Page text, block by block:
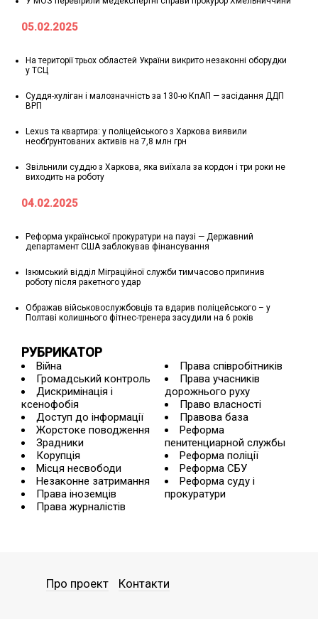
05.02.2025
На території трьох областей України викрито незаконні оборудки
у ТСЦ
Суддя-хуліган і малозначність за 130-ю КпАП — засідання ДДП
ВРП
Lexus та квартира: у поліцейського з Харкова виявили
необґрунтованих активів на 7,8 млн грн
Звільнили суддю з Харкова, яка виїхала за кордон і три роки не
виходить на роботу
04.02.2025
Реформа української прокуратури на паузі — Державний
департамент США заблокував фінансування
Ізюмський відділ Міграційної служби тимчасово припинив
роботу після ракетного удар
Ображав військовослужбовців та вдарив поліцейського – у
Полтаві колишнього фітнес-тренера засудили на 6 років
РУБРИКАТОР
Війна
Громадський контроль
Дискримінація і
ксенофобія
Доступ до інформації
Жорстоке поводження
Зрадники
Корупція
Місця несвободи
Незаконне затримання
Права іноземців
Права журналістів
Права співробітників
Права учасників
дорожнього руху
Право власності
Правова база
Реформа
пенитенциарной службы
Реформа поліції
Реформа СБУ
Реформа суду і
прокуратури
Про проект Контакти